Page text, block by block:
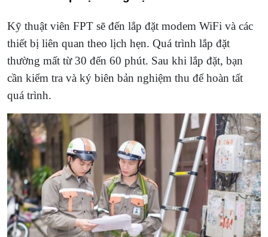
Kỹ thuật viên FPT sẽ đến lắp đặt modem WiFi và các
thiết bị liên quan theo lịch hẹn. Quá trình lắp đặt
thường mất từ 30 đến 60 phút. Sau khi lắp đặt, bạn
cần kiểm tra và ký biên bản nghiệm thu để hoàn tất
quá trình.